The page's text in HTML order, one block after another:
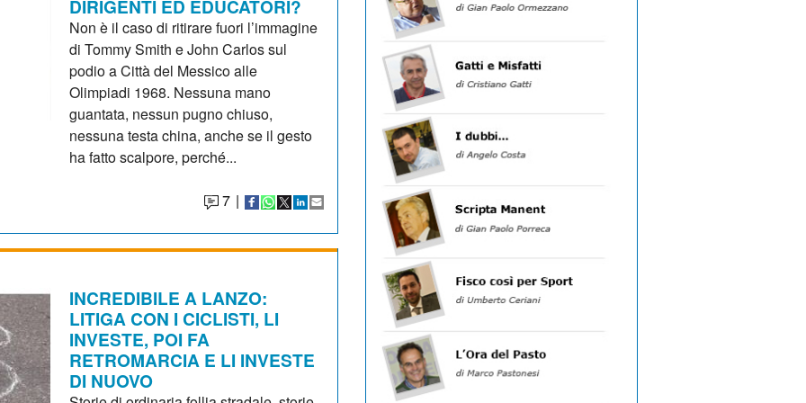
DIRIGENTI ED EDUCATORI?
Non è il caso di ritirare fuori l’immagine
di Tommy Smith e John Carlos sul
podio a Città del Messico alle
Olimpiadi 1968. Nessuna mano
guantata, nessun pugno chiuso,
nessuna testa china, anche se il gesto
ha fatto scalpore, perché...
7 |
INCREDIBILE A LANZO:
LITIGA CON I CICLISTI, LI
INVESTE, POI FA
RETROMARCIA E LI INVESTE
DI NUOVO